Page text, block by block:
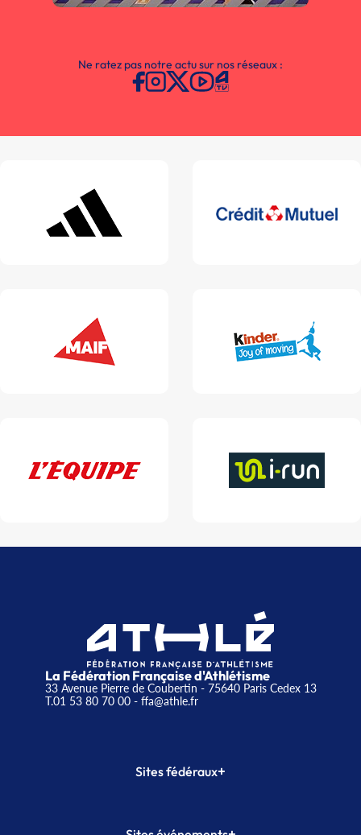
Ne ratez pas notre actu sur nos réseaux :
La Fédération Française d'Athlétisme
33 Avenue Pierre de Coubertin - 75640 Paris Cedex 13
T.01 53 80 70 00- ffa@athle.fr
Sites fédéraux+